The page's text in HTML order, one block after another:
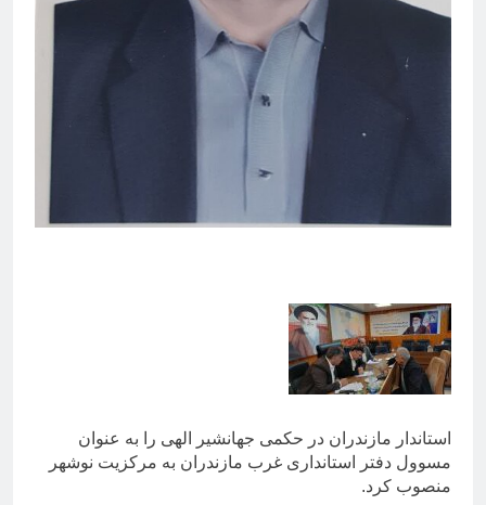
استاندار مازندران در حکمی جهانشیر الهی را به عنوان
مسوول دفتر استانداری غرب مازندران به مرکزیت نوشهر
منصوب کرد.